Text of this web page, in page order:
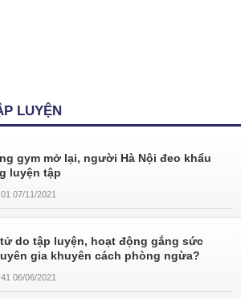
LUYỆN
gym mở lại, người Hà Nội đeo khẩu
luyện tập
07/11/2021
do tập luyện, hoạt động gắng sức
gia khuyên cách phòng ngừa?
06/06/2021